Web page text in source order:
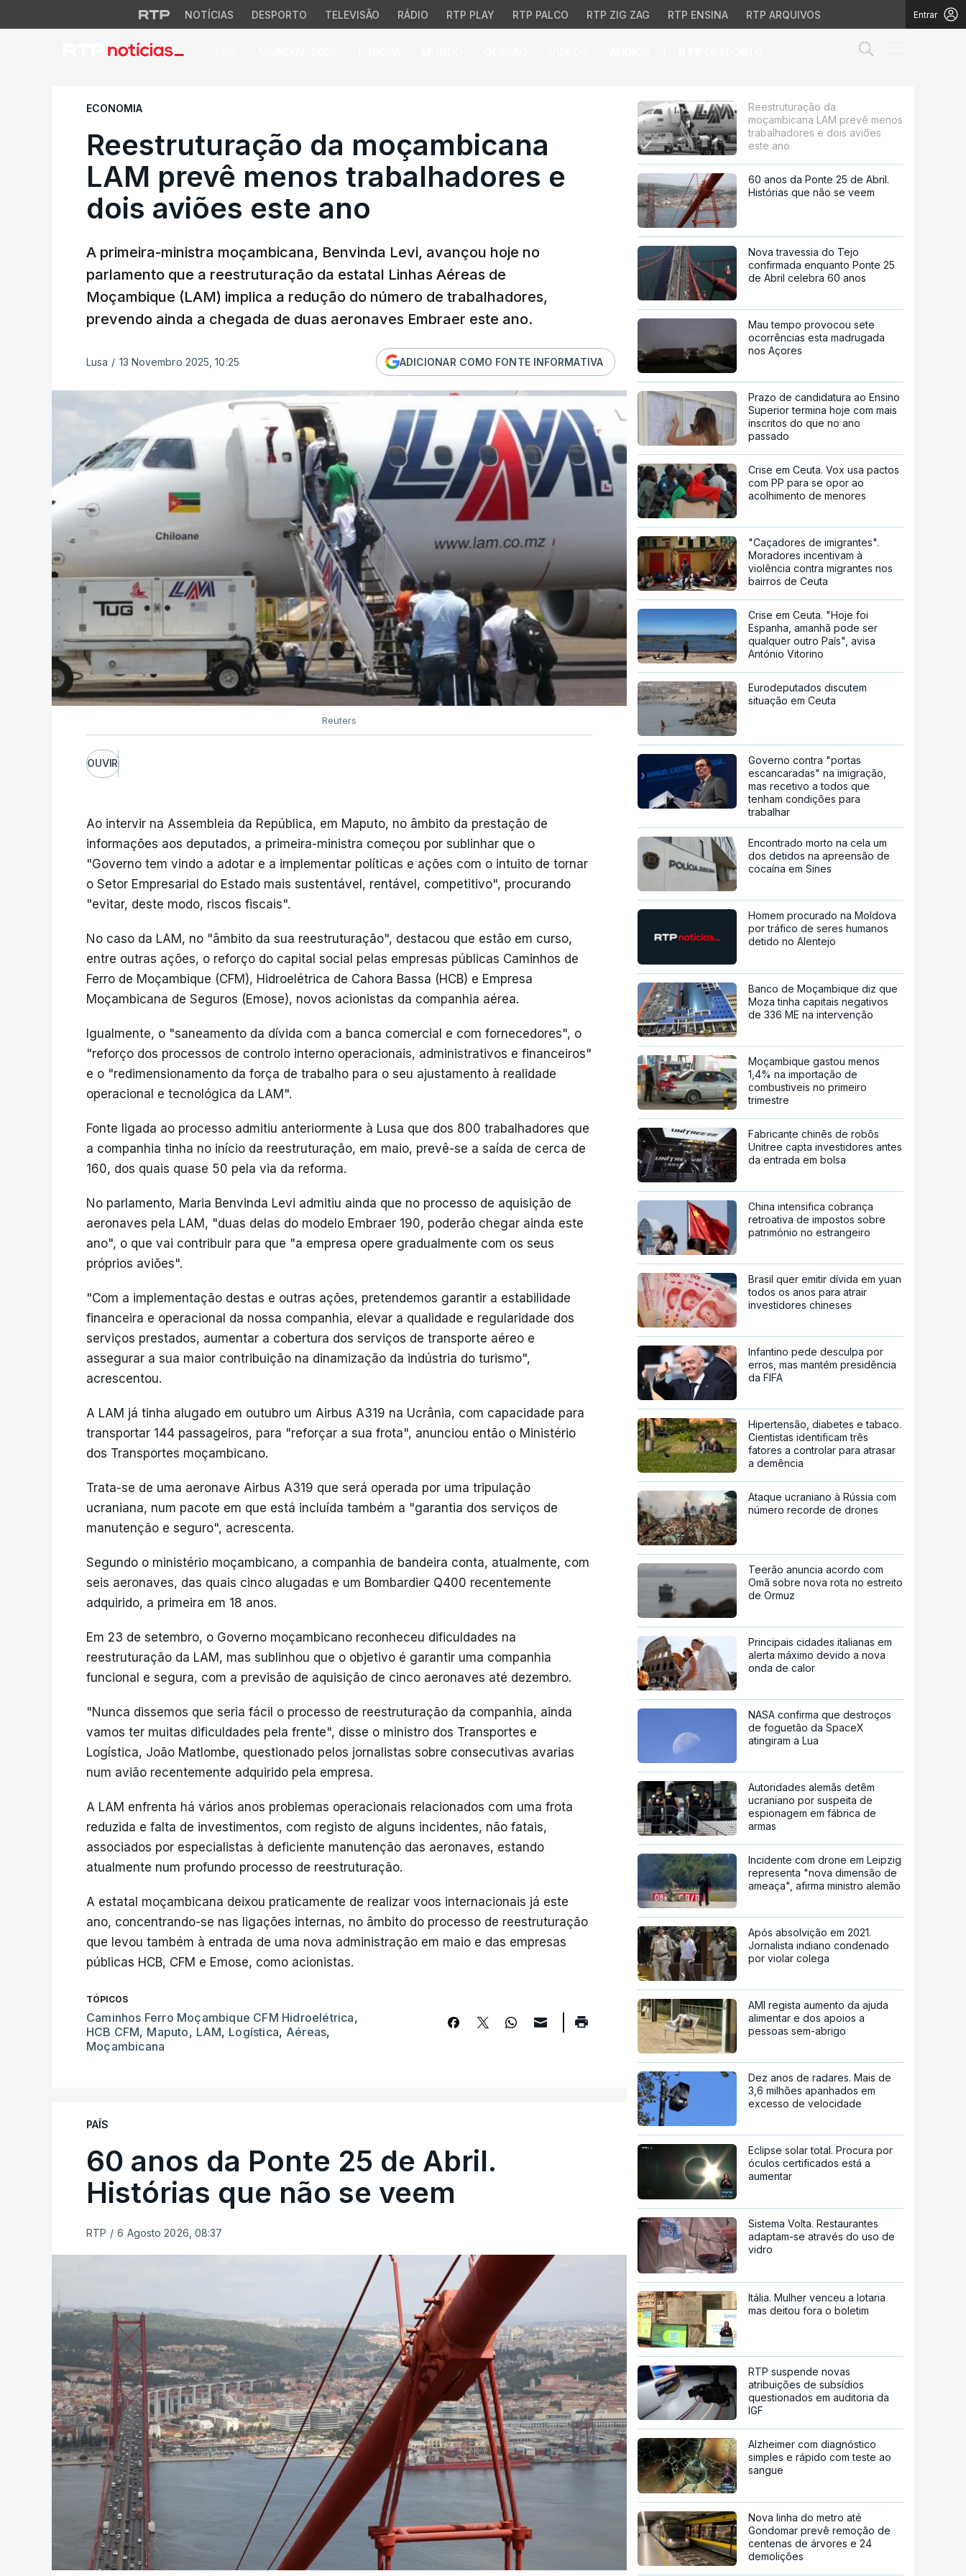
NOTÍCIAS DESPORTO TELEVISÃO RÁDIO RTP PLAY RTP PALCO RTP ZIG ZAG RTP ENSINA RTP ARQUIVOS Entrar
Reestruturação da moçambicana LAM prevê menos
ECONOMIA
Reestruturação da moçambicana
LAM prevê menos trabalhadores e
dois aviões este ano
A primeira-ministra moçambicana, Benvinda Levi, avançou hoje no
parlamento que a reestruturação da estatal Linhas Aéreas de
Moçambique (LAM) implica a redução do número de trabalhadores,
prevendo ainda a chegada de duas aeronaves Embraer este ano.
Lusa / 13 Novembro 2025, 10:25 ADICIONAR COMO FONTE INFORMATIVA
Reuters
OUVIR
Ao intervir na Assembleia da República, em Maputo, no âmbito da prestação de
informações aos deputados, a primeira-ministra começou por sublinhar que o
"Governo tem vindo a adotar e a implementar políticas e ações com o intuito de tornar
o Setor Empresarial do Estado mais sustentável, rentável, competitivo", procurando
"evitar, deste modo, riscos fiscais".
No caso da LAM, no "âmbito da sua reestruturação", destacou que estão em curso,
entre outras ações, o reforço do capital social pelas empresas públicas Caminhos de
Ferro de Moçambique (CFM), Hidroelétrica de Cahora Bassa (HCB) e Empresa
Moçambicana de Seguros (Emose), novos acionistas da companhia aérea.
Igualmente, o "saneamento da dívida com a banca comercial e com fornecedores", o
"reforço dos processos de controlo interno operacionais, administrativos e financeiros"
e o "redimensionamento da força de trabalho para o seu ajustamento à realidade
operacional e tecnológica da LAM".
Fonte ligada ao processo admitiu anteriormente à Lusa que dos 800 trabalhadores que
a companhia tinha no início da reestruturação, em maio, prevê-se a saída de cerca de
160, dos quais quase 50 pela via da reforma.
No parlamento, Maria Benvinda Levi admitiu ainda que no processo de aquisição de
aeronaves pela LAM, "duas delas do modelo Embraer 190, poderão chegar ainda este
ano", o que vai contribuir para que "a empresa opere gradualmente com os seus
próprios aviões".
"Com a implementação destas e outras ações, pretendemos garantir a estabilidade
financeira e operacional da nossa companhia, elevar a qualidade e regularidade dos
serviços prestados, aumentar a cobertura dos serviços de transporte aéreo e
assegurar a sua maior contribuição na dinamização da indústria do turismo",
acrescentou.
A LAM já tinha alugado em outubro um Airbus A319 na Ucrânia, com capacidade para
transportar 144 passageiros, para "reforçar a sua frota", anunciou então o Ministério
dos Transportes moçambicano.
Trata-se de uma aeronave Airbus A319 que será operada por uma tripulação
ucraniana, num pacote em que está incluída também a "garantia dos serviços de
manutenção e seguro", acrescenta.
Segundo o ministério moçambicano, a companhia de bandeira conta, atualmente, com
seis aeronaves, das quais cinco alugadas e um Bombardier Q400 recentemente
adquirido, a primeira em 18 anos.
Em 23 de setembro, o Governo moçambicano reconheceu dificuldades na
reestruturação da LAM, mas sublinhou que o objetivo é garantir uma companhia
funcional e segura, com a previsão de aquisição de cinco aeronaves até dezembro.
"Nunca dissemos que seria fácil o processo de reestruturação da companhia, ainda
vamos ter muitas dificuldades pela frente", disse o ministro dos Transportes e
Logística, João Matlombe, questionado pelos jornalistas sobre consecutivas avarias
num avião recentemente adquirido pela empresa.
A LAM enfrenta há vários anos problemas operacionais relacionados com uma frota
reduzida e falta de investimentos, com registo de alguns incidentes, não fatais,
associados por especialistas à deficiente manutenção das aeronaves, estando
atualmente num profundo processo de reestruturação.
A estatal moçambicana deixou praticamente de realizar voos internacionais já este
ano, concentrando-se nas ligações internas, no âmbito do processo de reestruturação
que levou também à entrada de uma nova administração em maio e das empresas
públicas HCB, CFM e Emose, como acionistas.
TÓPICOS
Caminhos Ferro Moçambique CFM Hidroelétrica,
HCB CFM, Maputo, LAM, Logística, Aéreas,
Moçambicana
PAÍS
60 anos da Ponte 25 de Abril.
Histórias que não se veem
RTP / 6 Agosto 2026, 08:37
Reestruturação da
moçambicana LAM prevê menos
trabalhadores e dois aviões
este ano
60 anos da Ponte 25 de Abril.
Histórias que não se veem
Nova travessia do Tejo
confirmada enquanto Ponte 25
de Abril celebra 60 anos
Mau tempo provocou sete
ocorrências esta madrugada
nos Açores
Prazo de candidatura ao Ensino
Superior termina hoje com mais
inscritos do que no ano
passado
Crise em Ceuta. Vox usa pactos
com PP para se opor ao
acolhimento de menores
"Caçadores de imigrantes".
Moradores incentivam à
violência contra migrantes nos
bairros de Ceuta
Crise em Ceuta. "Hoje foi
Espanha, amanhã pode ser
qualquer outro País", avisa
António Vitorino
Eurodeputados discutem
situação em Ceuta
Governo contra "portas
escancaradas" na imigração,
mas recetivo a todos que
tenham condições para
trabalhar
Encontrado morto na cela um
dos detidos na apreensão de
cocaína em Sines
Homem procurado na Moldova
por tráfico de seres humanos
detido no Alentejo
Banco de Moçambique diz que
Moza tinha capitais negativos
de 336 ME na intervenção
Moçambique gastou menos
1,4% na importação de
combustiveis no primeiro
trimestre
Fabricante chinês de robôs
Unitree capta investidores antes
da entrada em bolsa
China intensifica cobrança
retroativa de impostos sobre
património no estrangeiro
Brasil quer emitir dívida em yuan
todos os anos para atrair
investidores chineses
Infantino pede desculpa por
erros, mas mantém presidência
da FIFA
Hipertensão, diabetes e tabaco.
Cientistas identificam três
fatores a controlar para atrasar
a demência
Ataque ucraniano à Rússia com
número recorde de drones
Teerão anuncia acordo com
Omã sobre nova rota no estreito
de Ormuz
Principais cidades italianas em
alerta máximo devido a nova
onda de calor
NASA confirma que destroços
de foguetão da SpaceX
atingiram a Lua
Autoridades alemãs detêm
ucraniano por suspeita de
espionagem em fábrica de
armas
Incidente com drone em Leipzig
representa "nova dimensão de
ameaça", afirma ministro alemão
Após absolvição em 2021.
Jornalista indiano condenado
por violar colega
AMI regista aumento da ajuda
alimentar e dos apoios a
pessoas sem-abrigo
Dez anos de radares. Mais de
3,6 milhões apanhados em
excesso de velocidade
Eclipse solar total. Procura por
óculos certificados está a
aumentar
Sistema Volta. Restaurantes
adaptam-se através do uso de
vidro
Itália. Mulher venceu a lotaria
mas deitou fora o boletim
RTP suspende novas
atribuições de subsídios
questionados em auditoria da
IGF
Alzheimer com diagnóstico
simples e rápido com teste ao
sangue
Nova linha do metro até
Gondomar prevê remoção de
centenas de árvores e 24
demolições